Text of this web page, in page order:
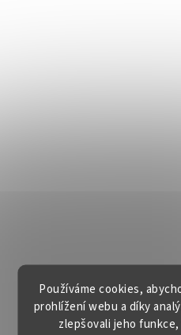
Používáme cookies,
prohlížení webu a díky
zlepšovali jeho